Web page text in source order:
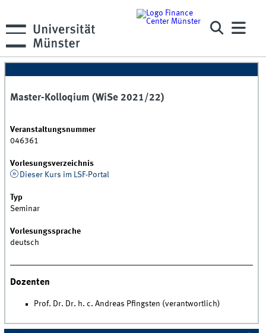
Master-Kolloqium (WiSe 2021/22)
Veranstaltungsnummer
046361
Vorlesungsverzeichnis
Dieser Kurs im LSF-Portal
Typ
Seminar
Vorlesungssprache
deutsch
Dozenten
Prof. Dr. Dr. h. c. Andreas Pfingsten (verantwortlich)